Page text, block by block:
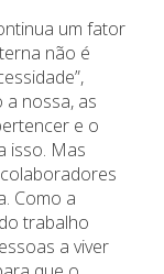
um fator
não é
a nossa, as
e o
isso. Mas
Como a
trabalho
a viver